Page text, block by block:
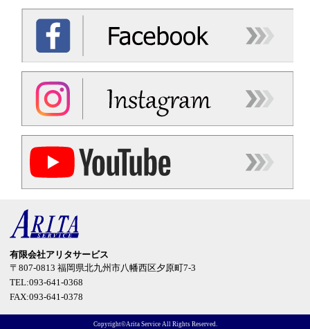
有限会社アリタサービス
〒807-0813福岡県北九州市八幡西区夕原町7-3
TEL:093-641-0368
FAX:093-641-0378
Copyright©Arita Service All Rights Reserved.